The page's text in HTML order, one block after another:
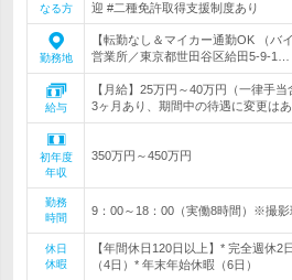
なる方
迎 #二種免許取得支援制度あり
勤務地
【転勤なし＆マイカー通勤OK （バ
営業所／東京都世田谷区給田5-9-1…
給与
【月給】25万円～40万円（一律手
3ヶ月あり、期間中の待遇に変更は
初年度
年収
350万円～450万円
勤務
時間
9：00～18：00（実働8時間）※撮影
休日
休暇
【年間休日120日以上】* 完全週休2
（4日）* 年末年始休暇（6日）